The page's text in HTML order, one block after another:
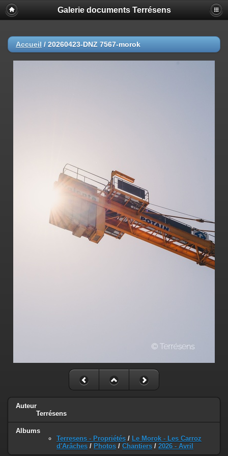
Galerie documents Terrésens
Accueil / 20260423-DNZ 7567-morok
Auteur
Terrésens
Albums
Terresens - Propriétés / Le Morok - Les Carroz
d'Arâches / Photos / Chantiers / 2026 - Avril